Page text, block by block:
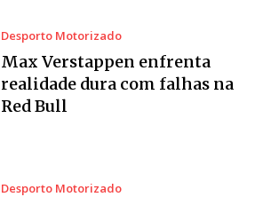
Desporto Motorizado
Max Verstappen enfrenta
realidade dura com falhas na
Red Bull
Desporto Motorizado